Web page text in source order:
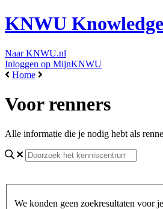
KNWU Knowledge
Naar KNWU.nl
Inloggen op MijnKNWU
Home
Voor renners
Alle informatie die je nodig hebt als
We konden geen zoekresultaten voor